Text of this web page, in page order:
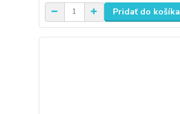
Pridať do košíka